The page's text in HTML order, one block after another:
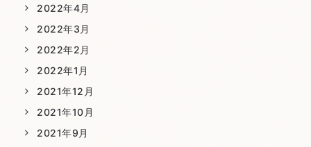
2022年4月
2022年3月
2022年2月
2022年1月
2021年12月
2021年10月
2021年9月